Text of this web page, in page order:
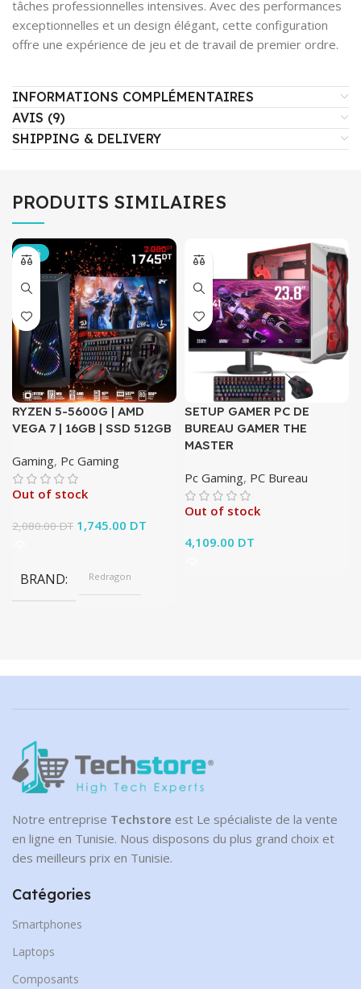
tâches professionnelles intensives. Avec des performances
exceptionnelles et un design élégant, cette configuration
offre une expérience de jeu et de travail de premier ordre.
INFORMATIONS COMPLÉMENTAIRES
AVIS (9)
SHIPPING & DELIVERY
PRODUITS SIMILAIRES
-16%
RYZEN 5-5600G | AMD
VEGA 7 | 16GB | SSD 512GB
Gaming, Pc Gaming
Out of stock
2,080.00DT Le prix initial
1,745.00 DT
actuel est :
BRAND Redragon
SETUP GAMER PC DE
BUREAU GAMER THE
MASTER
Pc Gaming, PC Bureau
Out of stock
4,109.00 DT
Notre entreprise Techstore est Le spécialiste de la vente
en ligne en Tunisie. Nous disposons du plus grand choix et
des meilleurs prix en Tunisie.
Catégories
Smartphones
Laptops
Composants